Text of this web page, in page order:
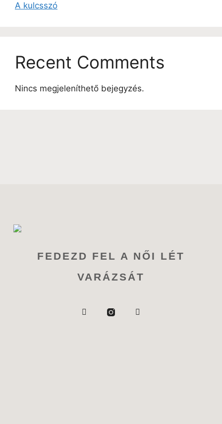
A kulcsszó
Recent Comments
Nincs megjeleníthető bejegyzés.
FEDEZD FEL A NŐI LÉT
VARÁZSÁT